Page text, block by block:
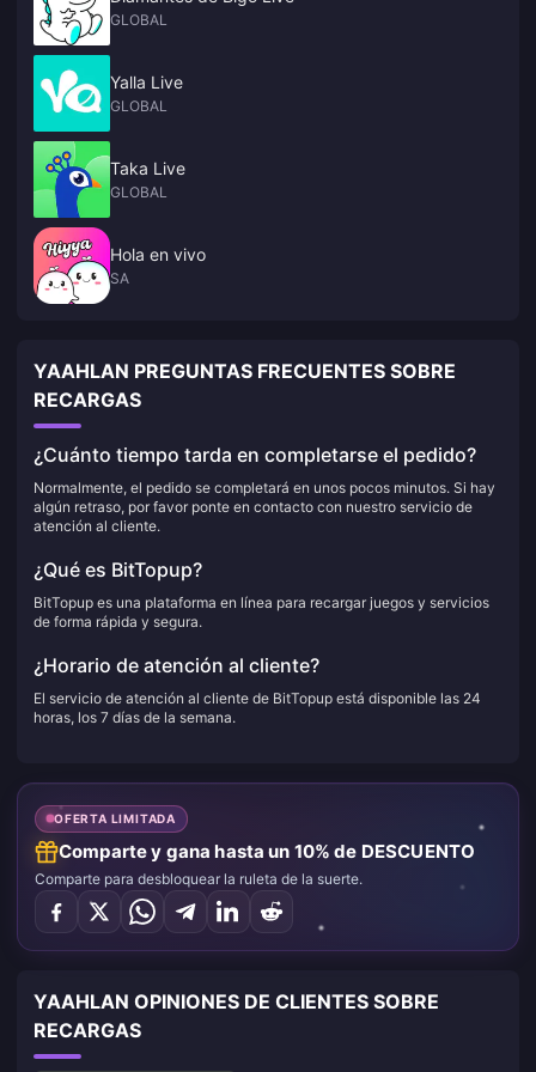
GLOBAL
Yalla Live
GLOBAL
Taka Live
GLOBAL
Hola en vivo
SA
YAAHLAN PREGUNTAS FRECUENTES SOBRE
RECARGAS
¿Cuánto tiempo tarda en completarse el pedido?
Normalmente, el pedido se completará en unos pocos minutos. Si hay
algún retraso, por favor ponte en contacto con nuestro servicio de
atención al cliente.
¿Qué es BitTopup?
BitTopup es una plataforma en línea para recargar juegos y servicios
de forma rápida y segura.
¿Horario de atención al cliente?
El servicio de atención al cliente de BitTopup está disponible las 24
horas, los 7 días de la semana.
OFERTA LIMITADA
Comparte y gana hasta un 10% de DESCUENTO
Comparte para desbloquear la ruleta de la suerte.
YAAHLAN OPINIONES DE CLIENTES SOBRE
RECARGAS